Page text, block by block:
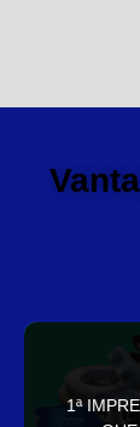
1ª
Sua